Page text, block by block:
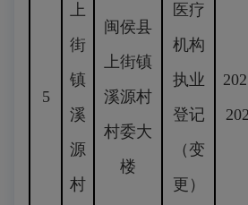
5
上
街
镇
溪
源
村
闽侯县
上街镇
溪源村
村委大
楼
医疗
机构
执业
登记
（变
更）